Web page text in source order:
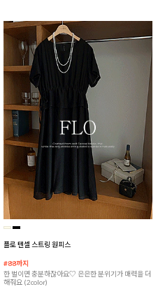
플로 텐셀 스트링 원피스
#88까지
한 벌이면 충분하잖아요♡ 은은한 분위기가 매력을 더
해줘요 (2color)